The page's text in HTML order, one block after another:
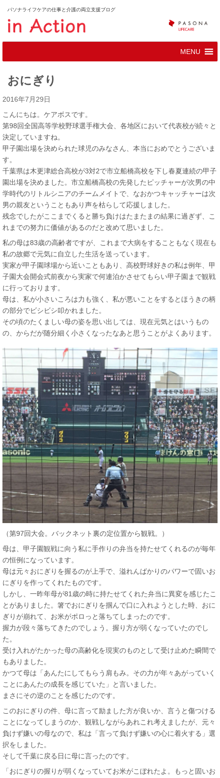
パソナライフケアの仕事と介護の両立支援ブログ
おにぎり
2016年7月29日
こんにちは。ケアボスです。
第98回全国高等学校野球選手権大会、各地区において代表校が続々と
決定していますね。
甲子園出場を決められた球児のみなさん、本当におめでとうございま
す。
千葉県は木更津総合高校が3対2で市立船橋高校を下し春夏連続の甲子
園出場を決めました。市立船橋高校の先発したピッチャーが次男の中
学時代のリトルシニアのチームメイトで、なおかつキャッチャーは次
男の親友ということもあり声を枯らして応援しました。
残念でしたがここまでくると勝ち負けはたまたまの結果に過ぎず、こ
れまでの努力に価値があるのだと改めて思いました。
私の母は83歳の高齢者ですが、これまで大病をすることもなく現在も
私の故郷で元気に自立した生活を送っています。
実家が甲子園球場から近いこともあり、高校野球好きの私は例年、甲
子園大会開会式前夜から実家で何連泊かさせてもらい甲子園まで観戦
に行っております。
母は、私が小さいころは力も強く、私が悪いことをするとほうきの柄
の部分でビシビシ叩かれました。
その頃のたくましい母の姿を思い出しては、現在元気とはいうもの
の、からだが随分細く小さくなったなあと思うことがよくあります。
（第97回大会。バックネット裏の定位置から観戦。）
母は、甲子園観戦に向う私に手作りの弁当を持たせてくれるのが毎年
の恒例になっています。
母は元々おにぎりを握るのが上手で、溢れんばかりのパワーで固いお
にぎりを作ってくれたものです。
しかし、一昨年母が81歳の時に持たせてくれた弁当に異変を感じたこ
とがありました。箸でおにぎりを掴んで口に入れようとした時、おに
ぎりが崩れて、お米がポロっと落ちてしまったのです。
握力が段々落ちてきたのでしょう。握り方が弱くなっていたのでし
た。
受け入れがたかった母の高齢化を現実のものとして受け止めた瞬間で
もありました。
かつて母は「あんたにしてもらう肩もみ。その力が年々あがっていく
ことにあんたの成長を感じていた」と言いました。
まさにその逆のことを感じたのです。
このおにぎりの件、母に言って励ました方が良いか、言うと傷つける
ことになってしまうのか、観戦しながらあれこれ考えましたが、元々
負けず嫌いの母なので、私は「言って負けず嫌いの心に着火する」選
択をしました。
そして千葉に戻る日に母に言ったのです。
「おにぎりの握りが弱くなっていてお米がこぼれたよ。もっと固いお